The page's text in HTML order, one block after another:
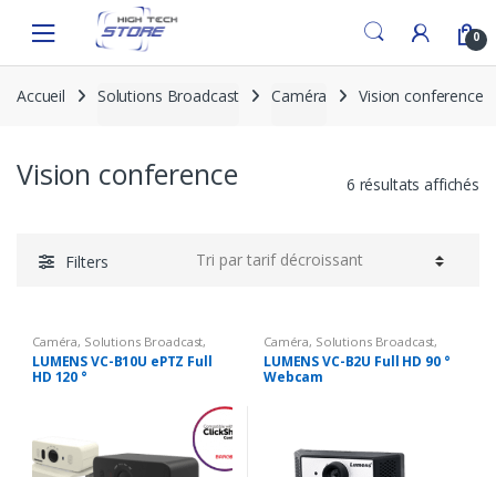
navigation
content
0
Accueil Solutions Broadcast Caméra Vision conference
Vision conference 6 résultats affichés
Filters
Caméra, Solutions Broadcast,
Vision conference
LUMENS VC-B10U ePTZ Full
HD 120 °
Caméra, Solutions Broadcast,
Vision conference
LUMENS VC-B2U Full HD 90 °
Webcam